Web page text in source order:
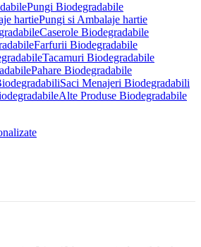
Pungi Biodegradabile
Pungi si Ambalaje hartie
Caserole Biodegradabile
Farfurii Biodegradabile
Tacamuri Biodegradabile
Pahare Biodegradabile
Saci Menajeri Biodegradabili
Alte Produse Biodegradabile